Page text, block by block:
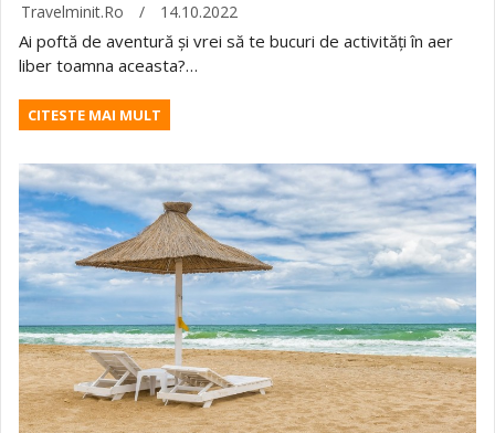
Travelminit.ro / 14.10.2022
Ai poftă de aventură și vrei să te bucuri de activități în aer
liber toamna aceasta?…
CITESTE MAI MULT